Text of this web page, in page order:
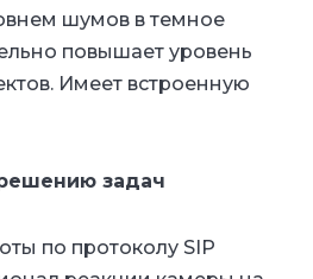
шумов в темное
повышает уровень
Имеет встроенную
задач
по протоколу SIP